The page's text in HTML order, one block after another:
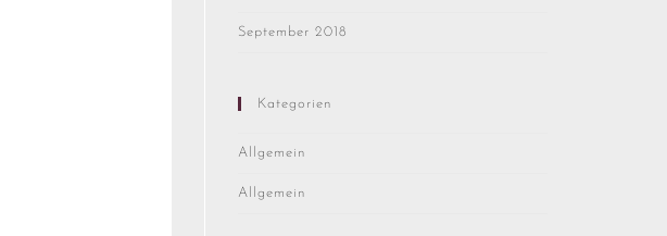
September 2018
Kategorien
Allgemein
Allgemein